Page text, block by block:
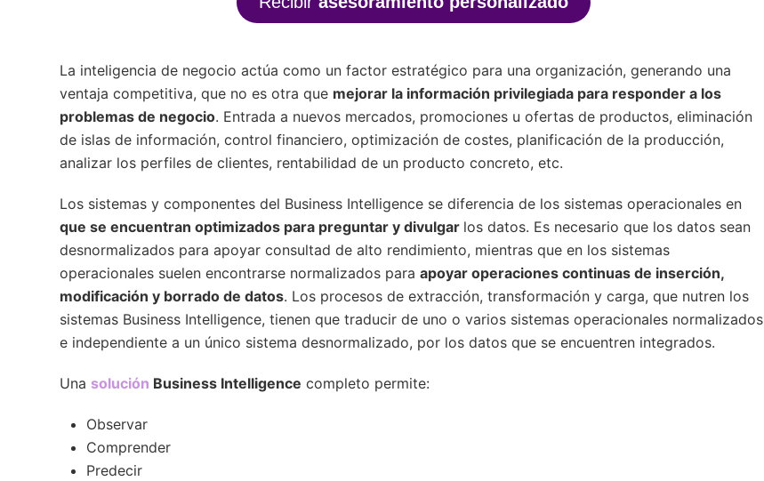
La inteligencia de negocio actúa como un factor estratégico para una organización, generando una
ventaja competitiva, que no es otra que mejorar la información privilegiada para responder a los
problemas de negocio. Entrada a nuevos mercados, promociones u ofertas de productos, eliminación
de islas de información, control financiero, optimización de costes, planificación de la producción,
analizar los perfiles de clientes, rentabilidad de un producto concreto, etc.
Los sistemas y componentes del Business Intelligence se diferencia de los sistemas operacionales en
que se encuentran optimizados para preguntar y divulgar los datos. Es necesario que los datos sean
desnormalizados para apoyar consultad de alto rendimiento, mientras que en los sistemas
operacionales suelen encontrarse normalizados paraapoyar operaciones continuas de inserción,
modificación y borrado de datos. Los procesos de extracción, transformación y carga, que nutren los
sistemas Business Intelligence, tienen que traducir de uno o varios sistemas operacionales normalizados
e independiente a un único sistema desnormalizado, por los datos que se encuentren integrados.
Una solución Business Intelligence completo permite:
Observar
Comprender
Predecir